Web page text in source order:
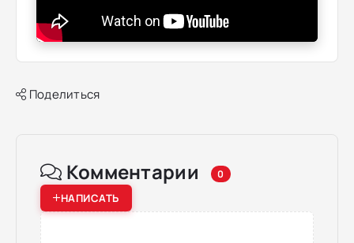
Поделиться
Комментарии 0
НАПИСАТЬ